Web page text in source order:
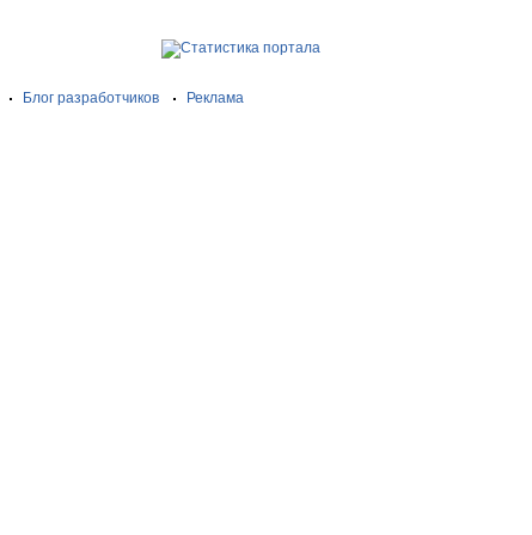
Блог разработчиков
Реклама